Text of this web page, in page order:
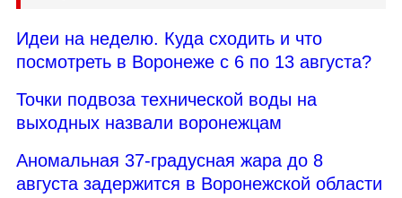
Идеи на неделю. Куда сходить и что
посмотреть в Воронеже с 6 по 13 августа?
Точки подвоза технической воды на
выходных назвали воронежцам
Аномальная 37-градусная жара до 8
августа задержится в Воронежской области